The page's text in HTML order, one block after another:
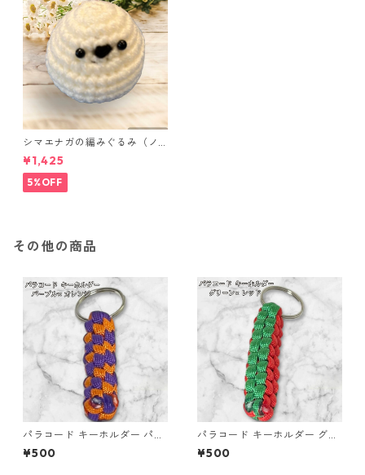
シマエナガの編みぐるみ（ノ
ーマル）
¥1,425
5%OFF
その他の商品
パラコード キーホルダー パー
プル オレンジ 編み込み s19
¥500
パラコード キーホルダー グリ
ーン レッド 編み込み s23
¥500